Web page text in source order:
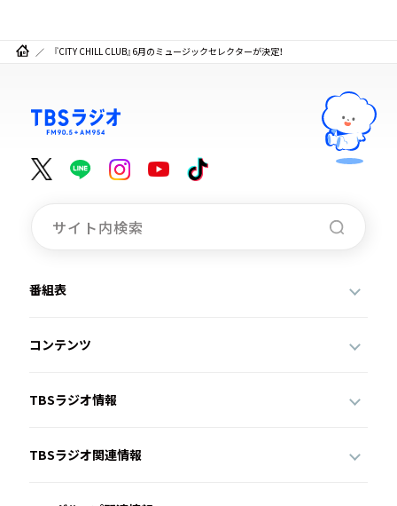
『CITY CHILL CLUB』6月のミュージックセレクターが決定！
番組表
コンテンツ
TBSラジオ情報
TBSラジオ関連情報